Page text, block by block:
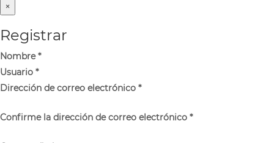
×
Registrar
Nombre*
Usuario *
Dirección de correo electrónico *
Confirme la dirección de correo electrónico *